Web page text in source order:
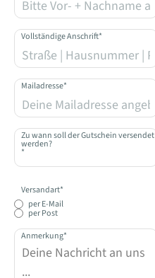
Vollständige Anschrift*
Mailadresse*
Zu wann soll der Gutschein versendet
werden?
*
Versandart*
per E-Mail
per Post
Anmerkung*